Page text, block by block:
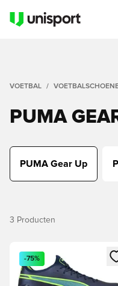
VOETBAL
PUMA
PUMA Gear Up
3 Producten
Opent een venster om
-75%